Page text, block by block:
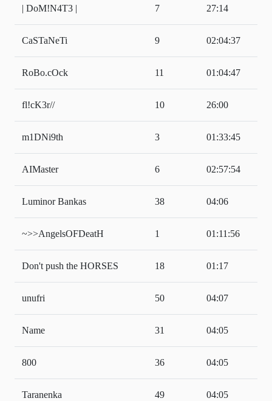
| DoM!N4T3 | 7 27:14
CaSTaNeTi 9 02:04:37
RoBo.cOck 11 01:04:47
fl!cK3r// 10 26:00
m1DNi9th 3 01:33:45
AIMaster 6 02:57:54
Luminor Bankas 38 04:06
~>>AngelsOFDeatH 1 01:11:56
Don't push the HORSES 18 01:17
unufri 50 04:07
Name 31 04:05
800 36 04:05
Taranenka 49 04:05